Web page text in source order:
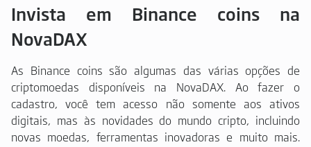
Invista em Binance coins na
NovaDAX
As Binance coins são algumas das várias opções de
criptomoedas disponíveis na NovaDAX. Ao fazer o
cadastro, você tem acesso não somente aos ativos
digitais, mas às novidades do mundo cripto, incluindo
novas moedas, ferramentas inovadoras e muito mais.